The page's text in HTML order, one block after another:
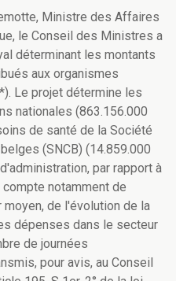
Ministre des Affaires
le Conseil des Ministres a
déterminant les montants
aux organismes
Le projet détermine les
nationales (863.156.000
de santé de la Société
(SNCB) (14.859.000
par rapport à
notamment de
moyen, de l'évolution de la
dépenses dans le secteur
de journées
pour avis, au Conseil